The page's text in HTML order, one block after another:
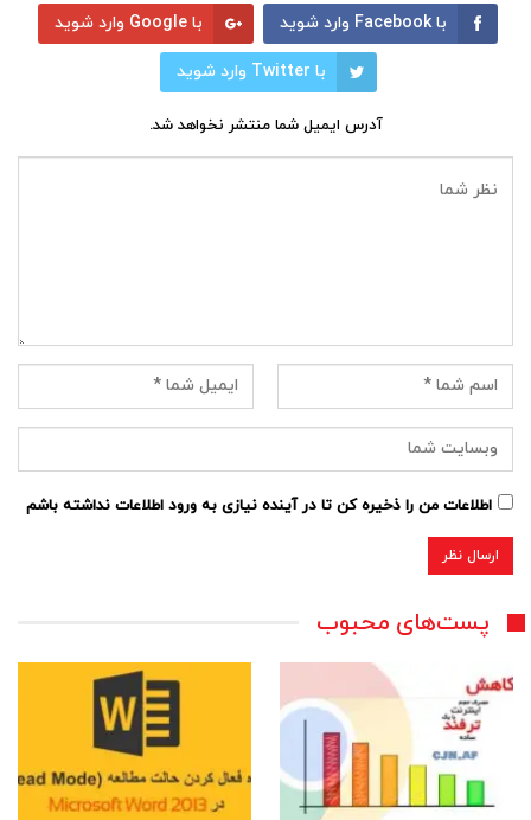
با Facebook وارد شوید با Google وارد شوید
با Twitter وارد شوید
آدرس ایمیل شما منتشر نخواهد شد.
اطلاعات من را ذخیره کن تا در آینده نیازی به ورود اطلاعات نداشته باشم
پست‌های محبوب